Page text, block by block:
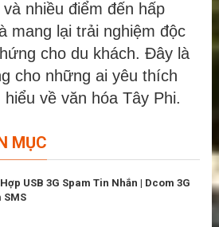
nhiều điểm đến hấp
mang lại trải nghiệm độc
cho du khách. Đây là
cho những ai yêu thích
về văn hóa Tây Phi.
MỤC
USB 3G Spam Tin Nhắn | Dcom 3G
SMS